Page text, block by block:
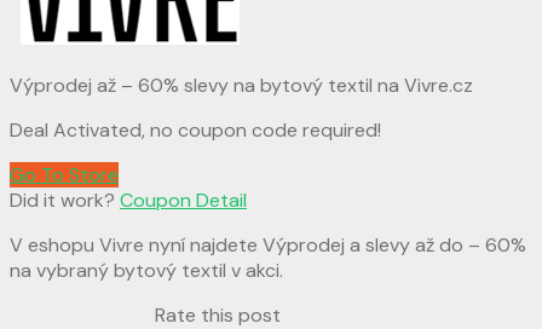
Výprodej až – 60% slevy na bytový textil na Vivre.cz
Deal Activated, no coupon code required!
Go To Store
Did it work? Coupon Detail
V eshopu Vivre nyní najdete Výprodej a slevy až do – 60%
na vybraný bytový textil v akci.
Rate this post